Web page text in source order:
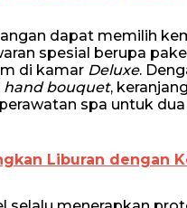
dapat memilih
spesial berupa
di kamar Deluxe.
hand bouquet,
spa untuk
Liburan dengan